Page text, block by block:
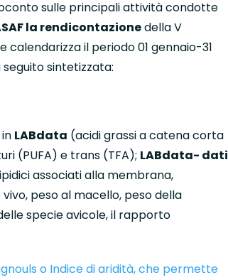
sulle principali attività condotte
la rendicontazionedella V
calendarizza il periodo 01 gennaio-31
sintetizzata:
LABdata (acidi grassi a catena corta
(PUFA) e trans (TFA); LABdata- dati
associati alla membrana,
vivo, peso al macello, peso della
specie avicole, il rapporto
o Indice di aridità, che permette